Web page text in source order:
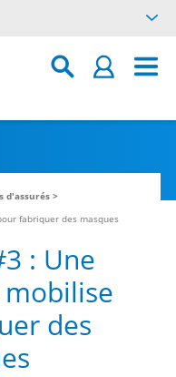
d'assurés
fabriquer des masques
: Une
des